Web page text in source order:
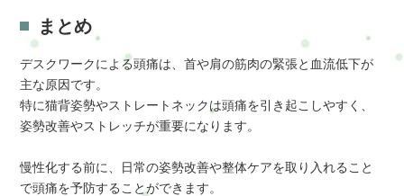
まとめ
デスクワークによる頭痛は、首や肩の筋肉の緊張と血流低下が
主な原因です。
特に猫背姿勢やストレートネックは頭痛を引き起こしやすく、
姿勢改善やストレッチが重要になります。
慢性化する前に、日常の姿勢改善や整体ケアを取り入れること
で頭痛を予防することができます。